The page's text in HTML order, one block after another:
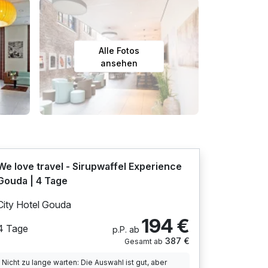
Alle Fotos
ansehen
love travel - Sirupwaffel Experience
| 4 Tage
Hotel Gouda
Tage
p.P. ab 194 €
Gesamt ab 387 €
Nicht zu lange warten: Die Auswahl ist gut, aber